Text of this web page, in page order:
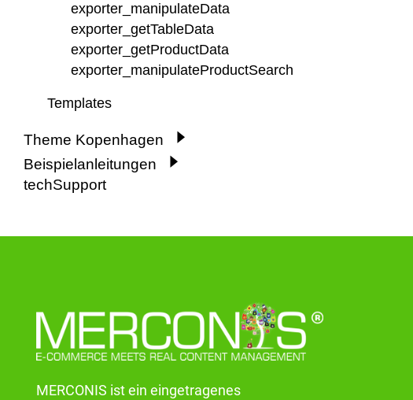
exporter_manipulateData
exporter_getTableData
exporter_getProductData
exporter_manipulateProductSearch
Templates
Theme Kopenhagen
Beispielanleitungen
techSupport
MERCONIS ist ein eingetragenes